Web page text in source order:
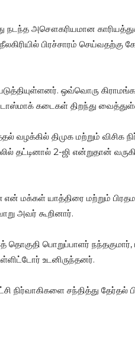
நடந்த அசௌகரியமான
பிரச்சாரம் செய்வதற்கு
ஒவ்வொரு
கடைகள் திறந்து
திமுக மற்றும் விசிக
தட்டினால் 2-ஜி என்றுதான்
மக்கள் யாத்திரை மற்றும்
அவர் கூறினார்.
பொறுப்பாளர் நந்தகுமார்,
உடனிருந்தனர்.
சந்தித்து தேர்தல்